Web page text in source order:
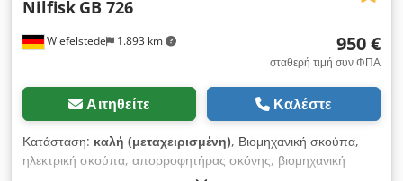
Wiefelstede 1.893 km
Nilfisk GB 726
950 €
σταθερή τιμή συν ΦΠΑ
Αιτηθείτε Καλέστε
Κατάσταση: καλή (μεταχειρισμένη), Βιομηχανική σκούπα,
ηλεκτρική σκούπα, απορροφητήρας σκόνης, βιομηχανική